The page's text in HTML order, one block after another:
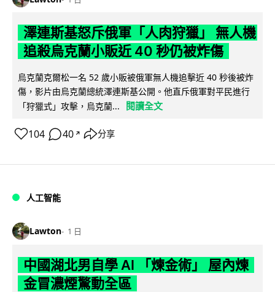
澤連斯基怒斥俄軍「人肉狩獵」 無人機
追殺烏克蘭小販近 40 秒仍被炸傷
烏克蘭克爾松一名 52 歲小販被俄軍無人機追擊近 40 秒後被炸
傷，影片由烏克蘭總統澤連斯基公開。他直斥俄軍對平民進行
「狩獵式」攻擊，烏克蘭...
閱讀全文
104 40 ↗ 分享
人工智能
Lawton 1 日
中國湖北男自學 AI 「煉金術」 屋內煉
金冒濃煙驚動全區